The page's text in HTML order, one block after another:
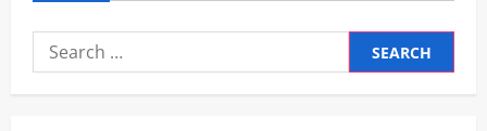
Search
for: